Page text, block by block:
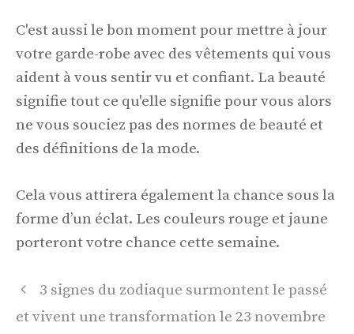
C'est aussi le bon moment pour mettre à jour
votre garde-robe avec des vêtements qui vous
aident à vous sentir vu et confiant. La beauté
signifie tout ce qu'elle signifie pour vous alors
ne vous souciez pas des normes de beauté et
des définitions de la mode.
Cela vous attirera également la chance sous la
forme d’un éclat. Les couleurs rouge et jaune
porteront votre chance cette semaine.
Navigation
des
3 signes du zodiaque surmontent le passé
et vivent une transformation le 23 novembre